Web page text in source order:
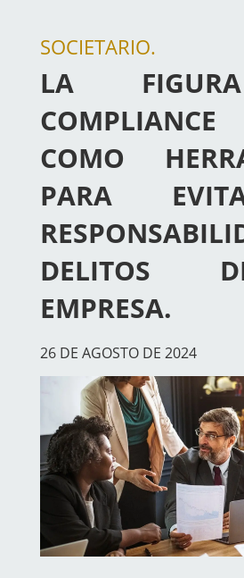
SOCIETARIO.
LA
COMO
PARA
DELITOS
EMPRESA.
26 DE AGOSTO DE 2024